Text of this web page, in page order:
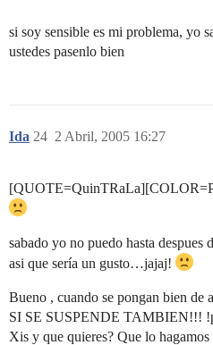
si soy sensible es mi problema, yo
ustedes pasenlo bien
Ida 2 Abril, 2005 16:27
24
sabado yo no puedo hasta
asi que sería un gusto…jajaj!
Bueno , cuando se pongan bien
SI SE SUSPENDE TAMBIEN!!!
Xis y que quieres? Que lo